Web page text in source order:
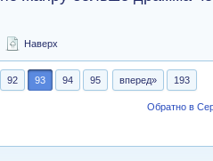
Наверх
92 93 94 95 вперед» 193
Обратно в